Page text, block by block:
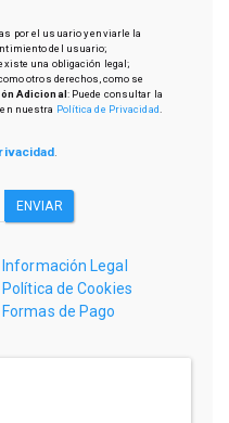
por el usuario y enviarle la
del usuario;
una obligación legal;
otros derechos, como se
Adicional: Puede consultar la
nuestra Política de Privacidad
.
ENVIAR
Información Legal
Política de Cookies
Formas de Pago